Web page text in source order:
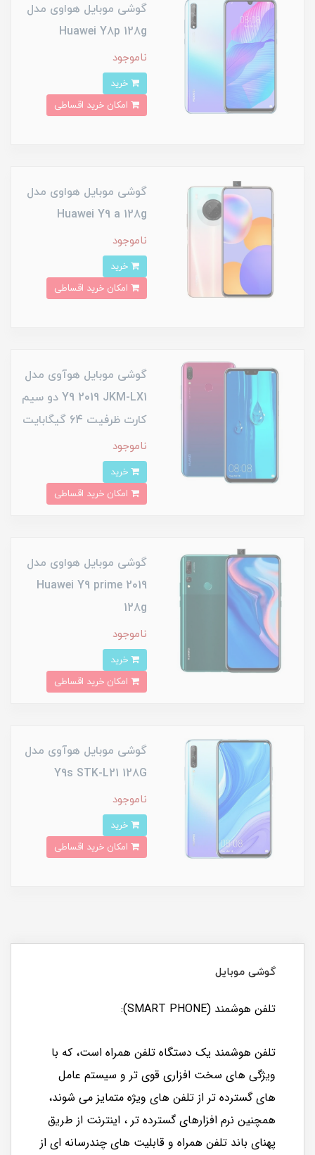
گوشی موبایل هواوی مدل
Huawei Y8p 128g
ناموجود
گوشی موبایل هواوی مدل
Huawei Y9 a 128g
ناموجود
گوشی موبایل هوآوی مدل
Y9 2019 JKM-LX1 دو سیم
کارت ظرفیت 64 گیگابایت
ناموجود
گوشی موبایل هواوی مدل
Huawei Y9 prime 2019
128g
ناموجود
گوشی موبایل هوآوی مدل
Y9s STK-L21 128G
ناموجود
گوشی موبایل
تلفن هوشمند (SMART PHONE):
تلفن هوشمند یک دستگاه تلفن همراه است، که با
ویژگی های سخت افزاری قوی تر و سیستم عامل
های گسترده ­تر از تلفن های ویژه متمایز می شوند،
همچنین نرم افزارهای گسترده تر ، اینترنت از طریق
پهنای باند تلفن همراه و قابلیت های چندرسانه ای از